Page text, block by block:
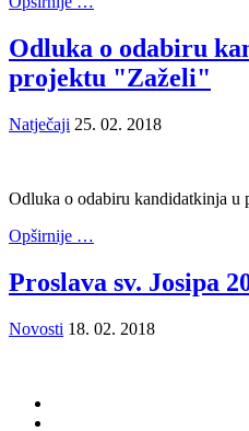
Odluka o odabiru
projektu "Zaželi"
Natječaji 25. 02. 2018
Odluka o odabiru kandidatkinja u
Opširnije …
Proslava sv. Josipa
Novosti 18. 02. 2018